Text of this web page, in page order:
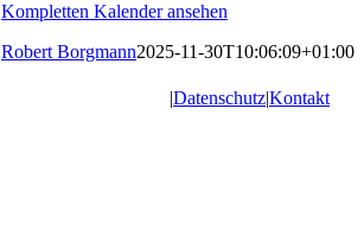
Kompletten Kalender ansehen
Robert Borgmann2025-11-30T10:06:09+01:00
|Datenschutz|Kontakt